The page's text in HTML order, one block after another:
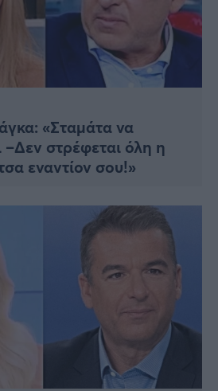
«Σταμάτα να
–Δεν στρέφεται όλη η
εναντίον σου!»